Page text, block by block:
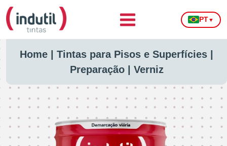
PT▼
Home Tintas para Pisos e Superfícies
Preparação| Verniz